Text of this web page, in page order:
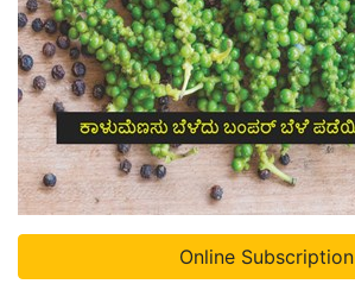
Online Subscription